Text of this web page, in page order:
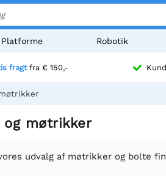
Platforme Robotik
fragtfra € 150,-
og møtrikker
udvalg af møtrikker og bolte